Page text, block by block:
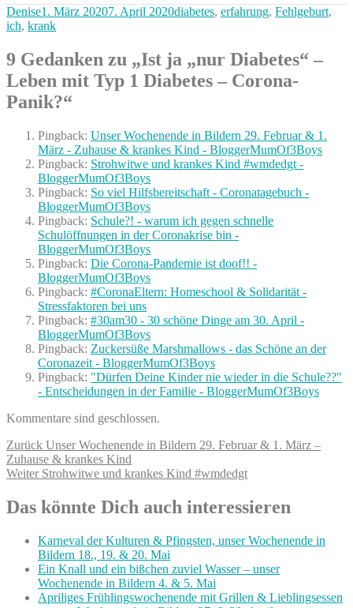
Autor
DeniseVeröffentlicht
am
1. März 20207. April 2020Kategorien
diabetes, erfahrung, Fehlgeburt,
ich, krank
9 Gedanken zu „Ist ja „nur Diabetes“ –
Leben mit Typ 1 Diabetes – Corona-
Panik?“
Pingback: Unser Wochenende in Bildern 29. Februar & 1.
März - Zuhause & krankes Kind - BloggerMumOf3Boys
Pingback: Strohwitwe und krankes Kind #wmdedgt -
BloggerMumOf3Boys
Pingback: So viel Hilfsbereitschaft - Coronatagebuch -
BloggerMumOf3Boys
Pingback: Schule?! - warum ich gegen schnelle
Schulöffnungen in der Coronakrise bin -
BloggerMumOf3Boys
Pingback: Die Corona-Pandemie ist doof!! -
BloggerMumOf3Boys
Pingback: #CoronaEltern: Homeschool & Solidarität -
Stressfaktoren bei uns
Pingback: #30am30 - 30 schöne Dinge am 30. April -
BloggerMumOf3Boys
Pingback: Zuckersüße Marshmallows - das Schöne an der
Coronazeit - BloggerMumOf3Boys
Pingback: "Dürfen Deine Kinder nie wieder in die Schule??"
- Entscheidungen in der Familie - BloggerMumOf3Boys
Kommentare sind geschlossen.
Beitragsnavigation
Zurück Vorheriger
Beitrag:
Unser Wochenende in Bildern 29. Februar & 1. März –
Zuhause & krankes Kind
Weiter Nächster
Strohwitwe und krankes Kind #wmdedgt
Das könnte Dich auch interessieren
Karneval der Kulturen & Pfingsten, unser Wochenende in
Bildern 18., 19. & 20. Mai
Ein Knall und ein bißchen zuviel Wasser – unser
Wochenende in Bildern 4. & 5. Mai
Apriliges Frühlingswochenende mit Grillen & Lieblingsessen